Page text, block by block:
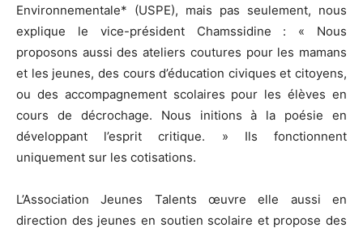
Environnementale* (USPE), mais pas seulement, nous
explique le vice-président Chamssidine : « Nous
proposons aussi des ateliers coutures pour les mamans
et les jeunes, des cours d’éducation civiques et citoyens,
ou des accompagnement scolaires pour les élèves en
cours de décrochage. Nous initions à la poésie en
développant l’esprit critique. » Ils fonctionnent
uniquement sur les cotisations.
L’Association Jeunes Talents œuvre elle aussi en
direction des jeunes en soutien scolaire et propose des